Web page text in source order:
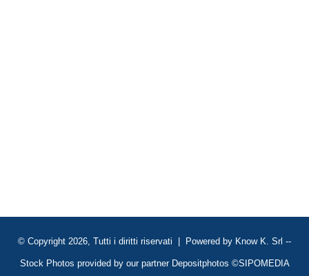
© Copyright 2026, Tutti i diritti riservati | Powered by Know K. Srl --
Stock Photos provided by our partner Depositphotos ©SIPOMEDIA